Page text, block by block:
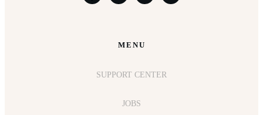
MENU
SUPPORT CENTER
JOBS